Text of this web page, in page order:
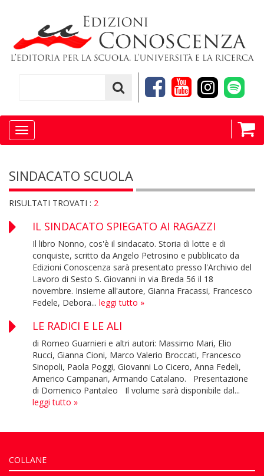
Toggle
navigation
SINDACATO SCUOLA
RISULTATI TROVATI : 2
IL SINDACATO SPIEGATO AI RAGAZZI
Il libro Nonno, cos'è il sindacato. Storia di lotte e di
conquiste, scritto da Angelo Petrosino e pubblicato da
Edizioni Conoscenza sarà presentato presso l'Archivio del
Lavoro di Sesto S. Giovanni in via Breda 56 il 18
novembre. Insieme all'autore, Gianna Fracassi, Francesco
Fedele, Debora... leggi tutto »
LE RADICI E LE ALI
di Romeo Guarnieri e altri autori: Massimo Mari, Elio
Rucci, Gianna Cioni, Marco Valerio Broccati, Francesco
Sinopoli, Paola Poggi, Giovanni Lo Cicero, Anna Fedeli,
Americo Campanari, Armando Catalano. Presentazione
di Domenico Pantaleo Il volume sarà disponibile dal...
leggi tutto »
COLLANE